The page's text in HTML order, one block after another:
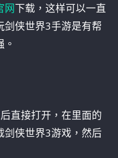
网下载，这样可以一直
剑侠世界3手游是有帮
直接打开，在里面的
剑侠世界3游戏，然后